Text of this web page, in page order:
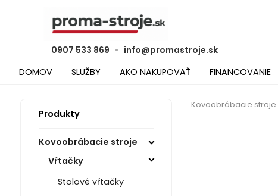
0907 533 869 • info@promastroje.sk
DOMOV SLUŽBY AKO NAKUPOVAŤ FINANCOVANIE
Produkty
Kovoobrábacie stroje
Vŕtačky
Stolové vŕtačky
Kovoobrábacie stroje